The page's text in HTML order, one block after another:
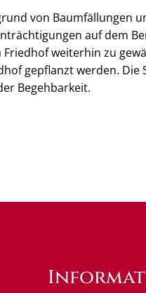
von Baumfällungen
auf dem
Friedhof weiterhin zu
gepflanzt werden.
Begehbarkeit.